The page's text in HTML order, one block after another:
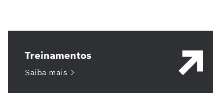
Treinamentos
Saiba mais